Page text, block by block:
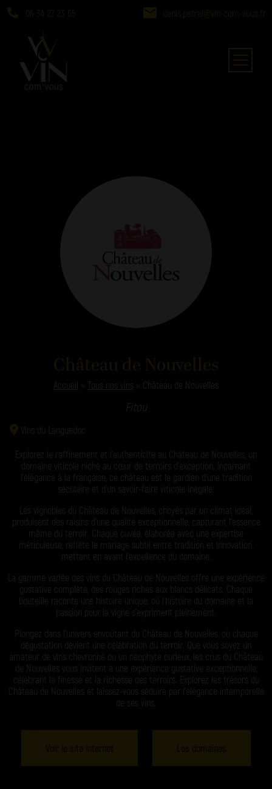
Accueil Tous nos vins Château de Nouvelles
Fitou
Vins du Languedoc
Explorez le raffinement et l’authenticité au Château de Nouvelles, un
domaine viticole niché au cœur de terroirs d’exception. Incarnant
l’élégance à la française, ce château est le gardien d’une tradition
séculaire et d’un savoir-faire viticole inégalé.
Les vignobles du Château de Nouvelles, choyés par un climat idéal,
produisent des raisins d’une qualité exceptionnelle, capturant l’essence
même du terroir. Chaque cuvée, élaborée avec une expertise
méticuleuse, reflète le mariage subtil entre tradition et innovation,
mettant en avant l’excellence du domaine.
La gamme variée des vins du Château de Nouvelles offre une expérience
gustative complète, des rouges riches aux blancs délicats. Chaque
bouteille raconte une histoire unique, où l’histoire du domaine et la
passion pour la vigne s’expriment pleinement.
Plongez dans l’univers envoûtant du Château de Nouvelles, où chaque
dégustation devient une célébration du terroir. Que vous soyez un
amateur de vins chevronné ou un néophyte curieux, les crus du Château
de Nouvelles vous invitent à une expérience gustative exceptionnelle,
célébrant la finesse et la richesse des terroirs. Explorez les trésors du
Château de Nouvelles et laissez-vous séduire par l’élégance intemporelle
de ses vins.